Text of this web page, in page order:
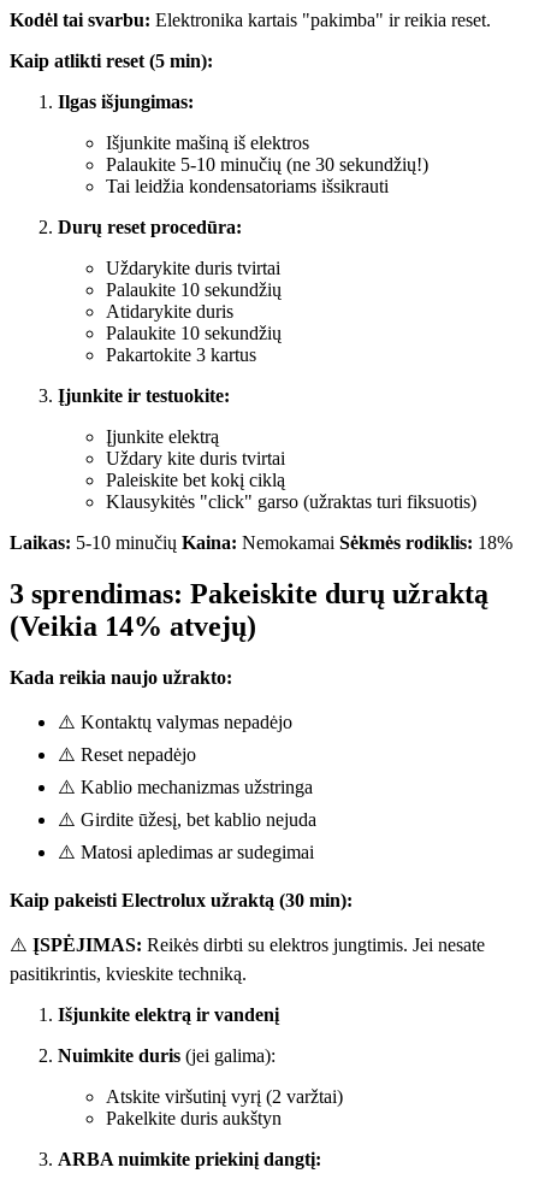
Kodėl tai svarbu: Elektronika kartais "pakimba" ir reikia reset.
Kaip atlikti reset (5 min):
Ilgas išjungimas:
Išjunkite mašiną iš elektros
Palaukite 5-10 minučių (ne 30 sekundžių!)
Tai leidžia kondensatoriams išsikrauti
Durų reset procedūra:
Uždarykite duris tvirtai
Palaukite 10 sekundžių
Atidarykite duris
Palaukite 10 sekundžių
Pakartokite 3 kartus
Įjunkite ir testuokite:
Įjunkite elektrą
Uždary kite duris tvirtai
Paleiskite bet kokį ciklą
Klausykitės "click" garso (užraktas turi fiksuotis)
Laikas: 5-10 minučių Kaina: Nemokamai Sėkmės rodiklis: 18%
3 sprendimas: Pakeiskite durų užraktą
(Veikia 14% atvejų)
Kada reikia naujo užrakto:
⚠️ Kontaktų valymas nepadėjo
⚠️ Reset nepadėjo
⚠️ Kablio mechanizmas užstringa
⚠️ Girdite ūžesį, bet kablio nejuda
⚠️ Matosi apledimas ar sudegimai
Kaip pakeisti Electrolux užraktą (30 min):
⚠️ ĮSPĖJIMAS: Reikės dirbti su elektros jungtimis. Jei nesate
pasitikrintis, kvieskite techniką.
Išjunkite elektrą ir vandenį
Nuimkite duris (jei galima):
Atskite viršutinį vyrį (2 varžtai)
Pakelkite duris aukštyn
ARBA nuimkite priekinį dangtį: